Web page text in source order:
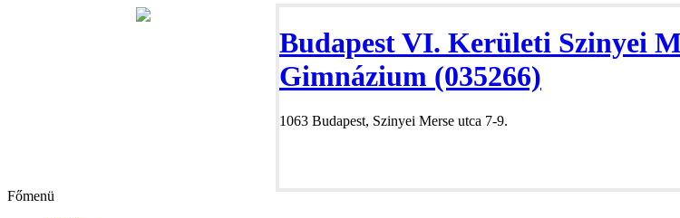
Budapest VI. Kerületi Szinyei
Gimnázium (035266)
1063 Budapest, Szinyei Merse utca 7-9.
Főmenü